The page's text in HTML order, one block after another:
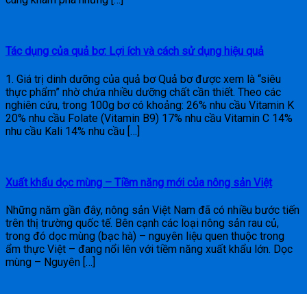
Tác dụng của quả bơ: Lợi ích và cách sử dụng hiệu quả
1. Giá trị dinh dưỡng của quả bơ Quả bơ được xem là “siêu
thực phẩm” nhờ chứa nhiều dưỡng chất cần thiết. Theo các
nghiên cứu, trong 100g bơ có khoảng: 26% nhu cầu Vitamin K
20% nhu cầu Folate (Vitamin B9) 17% nhu cầu Vitamin C 14%
nhu cầu Kali 14% nhu cầu […]
Xuất khẩu dọc mùng – Tiềm năng mới của nông sản Việt
Những năm gần đây, nông sản Việt Nam đã có nhiều bước tiến
trên thị trường quốc tế. Bên cạnh các loại nông sản rau củ,
trong đó dọc mùng (bạc hà) – nguyên liệu quen thuộc trong
ẩm thực Việt – đang nổi lên với tiềm năng xuất khẩu lớn. Dọc
mùng – Nguyên […]